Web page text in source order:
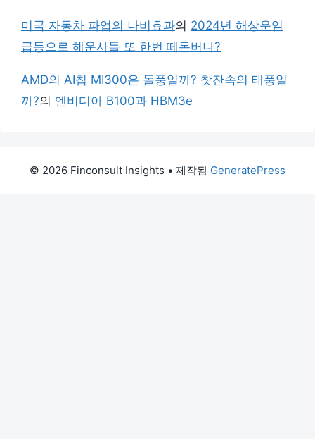
미국 자동차 파업의 나비효과의 2024년 해상운임
급등으로 해운사들 또 한번 떼돈버나?
AMD의 AI칩 MI300은 돌풍일까? 찻잔속의 태풍일
까?의 엔비디아 B100과 HBM3e
© 2026 Finconsult Insights • 제작됨 GeneratePress